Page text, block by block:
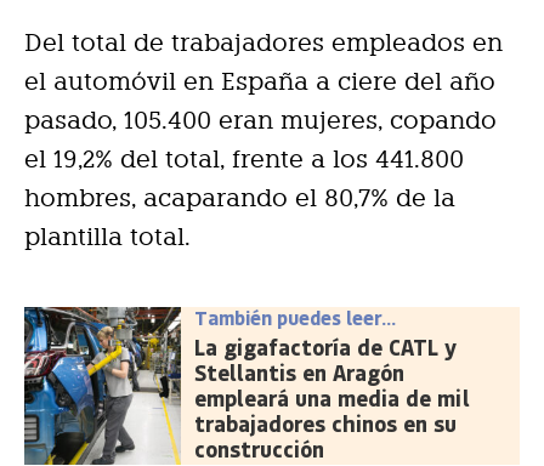
Del total de trabajadores empleados en
el automóvil en España a ciere del año
pasado, 105.400 eran mujeres, copando
el 19,2% del total, frente a los 441.800
hombres, acaparando el 80,7% de la
plantilla total.
También puedes leer...
La gigafactoría de CATL y
Stellantis en Aragón
empleará una media de mil
trabajadores chinos en su
construcción